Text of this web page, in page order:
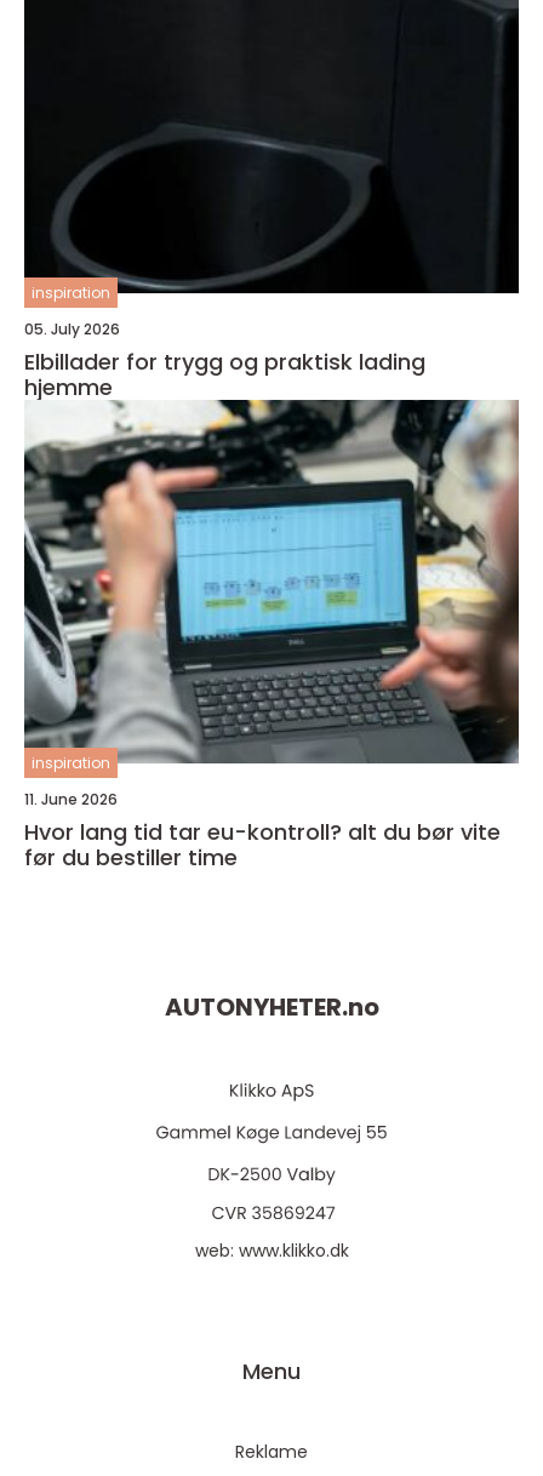
inspiration
05. July 2026
Elbillader for trygg og praktisk lading
hjemme
inspiration
11. June 2026
Hvor lang tid tar eu-kontroll? alt du bør vite
før du bestiller time
AUTONYHETER.no
web: www.klikko.dk
Menu
Reklame